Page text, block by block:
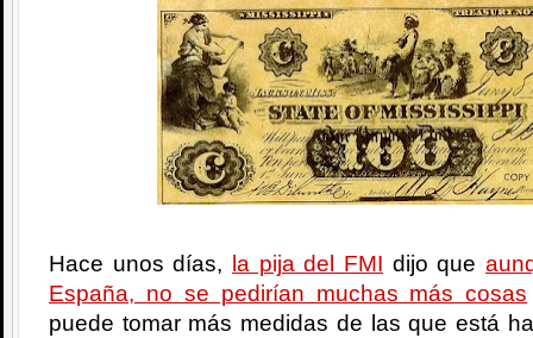
Hace unos días, la pija del FMI dijo que
España, no se pedirían muchas más cosas
puede tomar más medidas de las que está